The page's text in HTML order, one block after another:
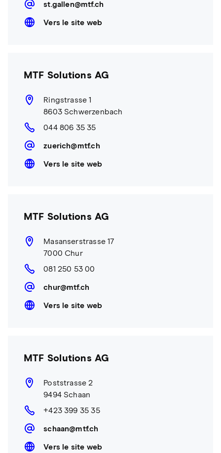
st.gallen@mtf.ch
Vers le site web
MTF Solutions AG
Ringstrasse 1
8603 Schwerzenbach
044 806 35 35
zuerich@mtf.ch
Vers le site web
MTF Solutions AG
Masanserstrasse 17
7000 Chur
081 250 53 00
chur@mtf.ch
Vers le site web
MTF Solutions AG
Poststrasse 2
9494 Schaan
+423 399 35 35
schaan@mtf.ch
Vers le site web